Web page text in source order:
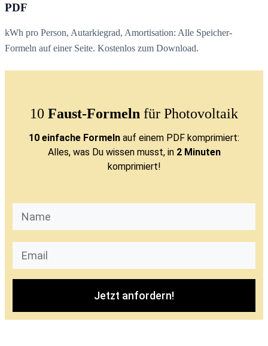
PDF
kWh pro Person, Autarkiegrad, Amortisation: Alle Speicher-
Formeln auf einer Seite. Kostenlos zum Download.
10 Faust-Formeln für Photovoltaik
10 einfache Formeln auf einem PDF komprimiert:
Alles, was Du wissen musst, in 2 Minuten
komprimiert!
Jetzt anfordern!